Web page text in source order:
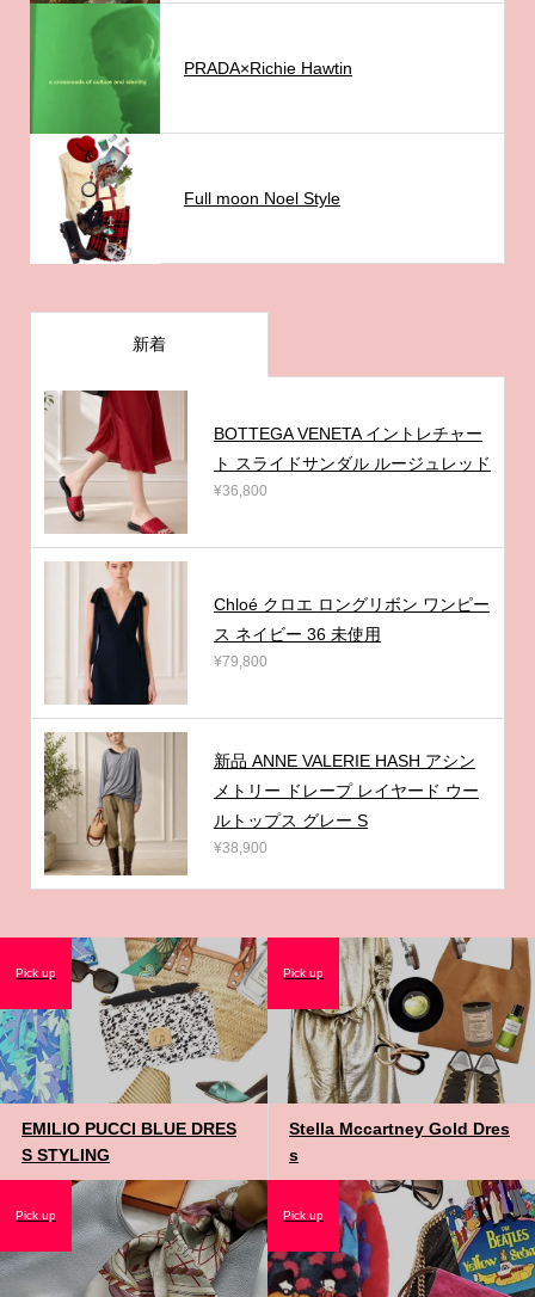
PRADA×Richie Hawtin
Full moon Noel Style
新着
BOTTEGA VENETA イントレチャー
ト スライドサンダル ルージュレッド
¥36,800
Chloé クロエ ロングリボン ワンピー
ス ネイビー 36 未使用
¥79,800
新品 ANNE VALERIE HASH アシン
メトリー ドレープ レイヤード ウー
ルトップス グレー S
¥38,900
EMILIO PUCCI BLUE DRES
S STYLING
Pick up
Stella Mccartney Gold Dres
s
Pick up
Pick up Pick up